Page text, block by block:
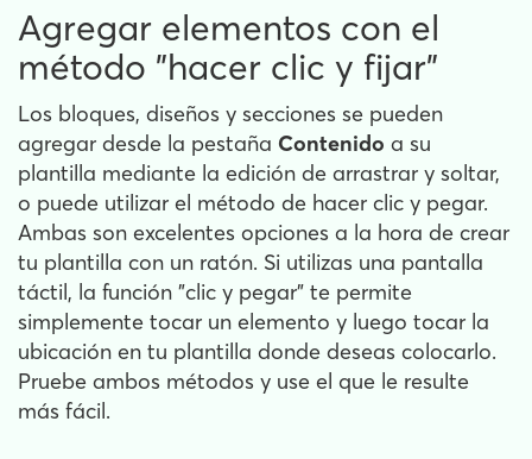
Agregar elementos con el
método "hacer clic y fijar"
Los bloques, diseños y secciones se pueden
agregar desde la pestaña Contenido a su
plantilla mediante la edición de arrastrar y soltar,
o puede utilizar el método de hacer clic y pegar.
Ambas son excelentes opciones a la hora de crear
tu plantilla con un ratón. Si utilizas una pantalla
táctil, la función "clic y pegar" te permite
simplemente tocar un elemento y luego tocar la
ubicación en tu plantilla donde deseas colocarlo.
Pruebe ambos métodos y use el que le resulte
más fácil.